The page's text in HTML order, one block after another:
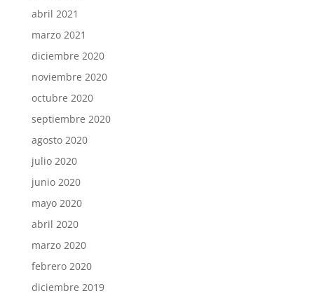
abril 2021
marzo 2021
diciembre 2020
noviembre 2020
octubre 2020
septiembre 2020
agosto 2020
julio 2020
junio 2020
mayo 2020
abril 2020
marzo 2020
febrero 2020
diciembre 2019